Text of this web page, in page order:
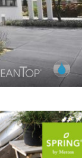
gesägter
90.